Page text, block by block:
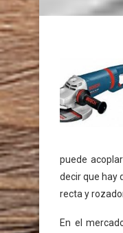
puede
decir que hay
recta y
En el